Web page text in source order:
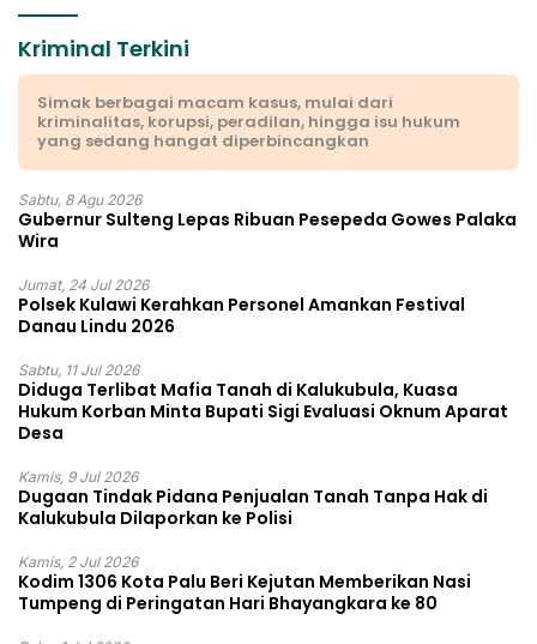
Kriminal Terkini
Simak berbagai macam kasus, mulai dari
kriminalitas, korupsi, peradilan, hingga isu hukum
yang sedang hangat diperbincangkan
Sabtu, 8 Agu 2026
Gubernur Sulteng Lepas Ribuan Pesepeda Gowes Palaka
Wira
Jumat, 24 Jul 2026
Polsek Kulawi Kerahkan Personel Amankan Festival
Danau Lindu 2026
Sabtu, 11 Jul 2026
Diduga Terlibat Mafia Tanah di Kalukubula, Kuasa
Hukum Korban Minta Bupati Sigi Evaluasi Oknum Aparat
Desa
Kamis, 9 Jul 2026
Dugaan Tindak Pidana Penjualan Tanah Tanpa Hak di
Kalukubula Dilaporkan ke Polisi
Kamis, 2 Jul 2026
Kodim 1306 Kota Palu Beri Kejutan Memberikan Nasi
Tumpeng di Peringatan Hari Bhayangkara ke 80